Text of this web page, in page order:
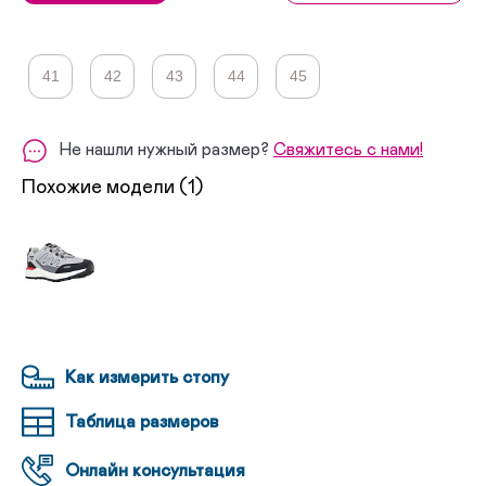
41 42 43 44 45
Не нашли нужный размер? Свяжитесь с нами!
Похожие модели (1)
Как измерить стопу
Таблица размеров
Онлайн консультация